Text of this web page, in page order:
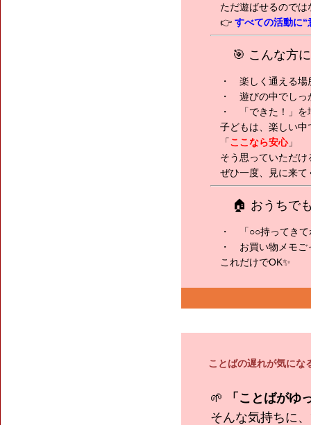
ただ遊ばせるのでは
👉 すべての活動に“
🎯 こんな方
・ 楽しく通える場
・ 遊びの中でしっ
・ 「できた！」を
子どもは、楽しい中
「ここなら安心」
そう思っていただけ
ぜひ一度、見に来て
🏠 おうちで
・ 「○○持ってきて
・ お買い物メモご
これだけでOK✨
ことばの遅れが気にな
🌱
「ことばが
そんな気持ちに